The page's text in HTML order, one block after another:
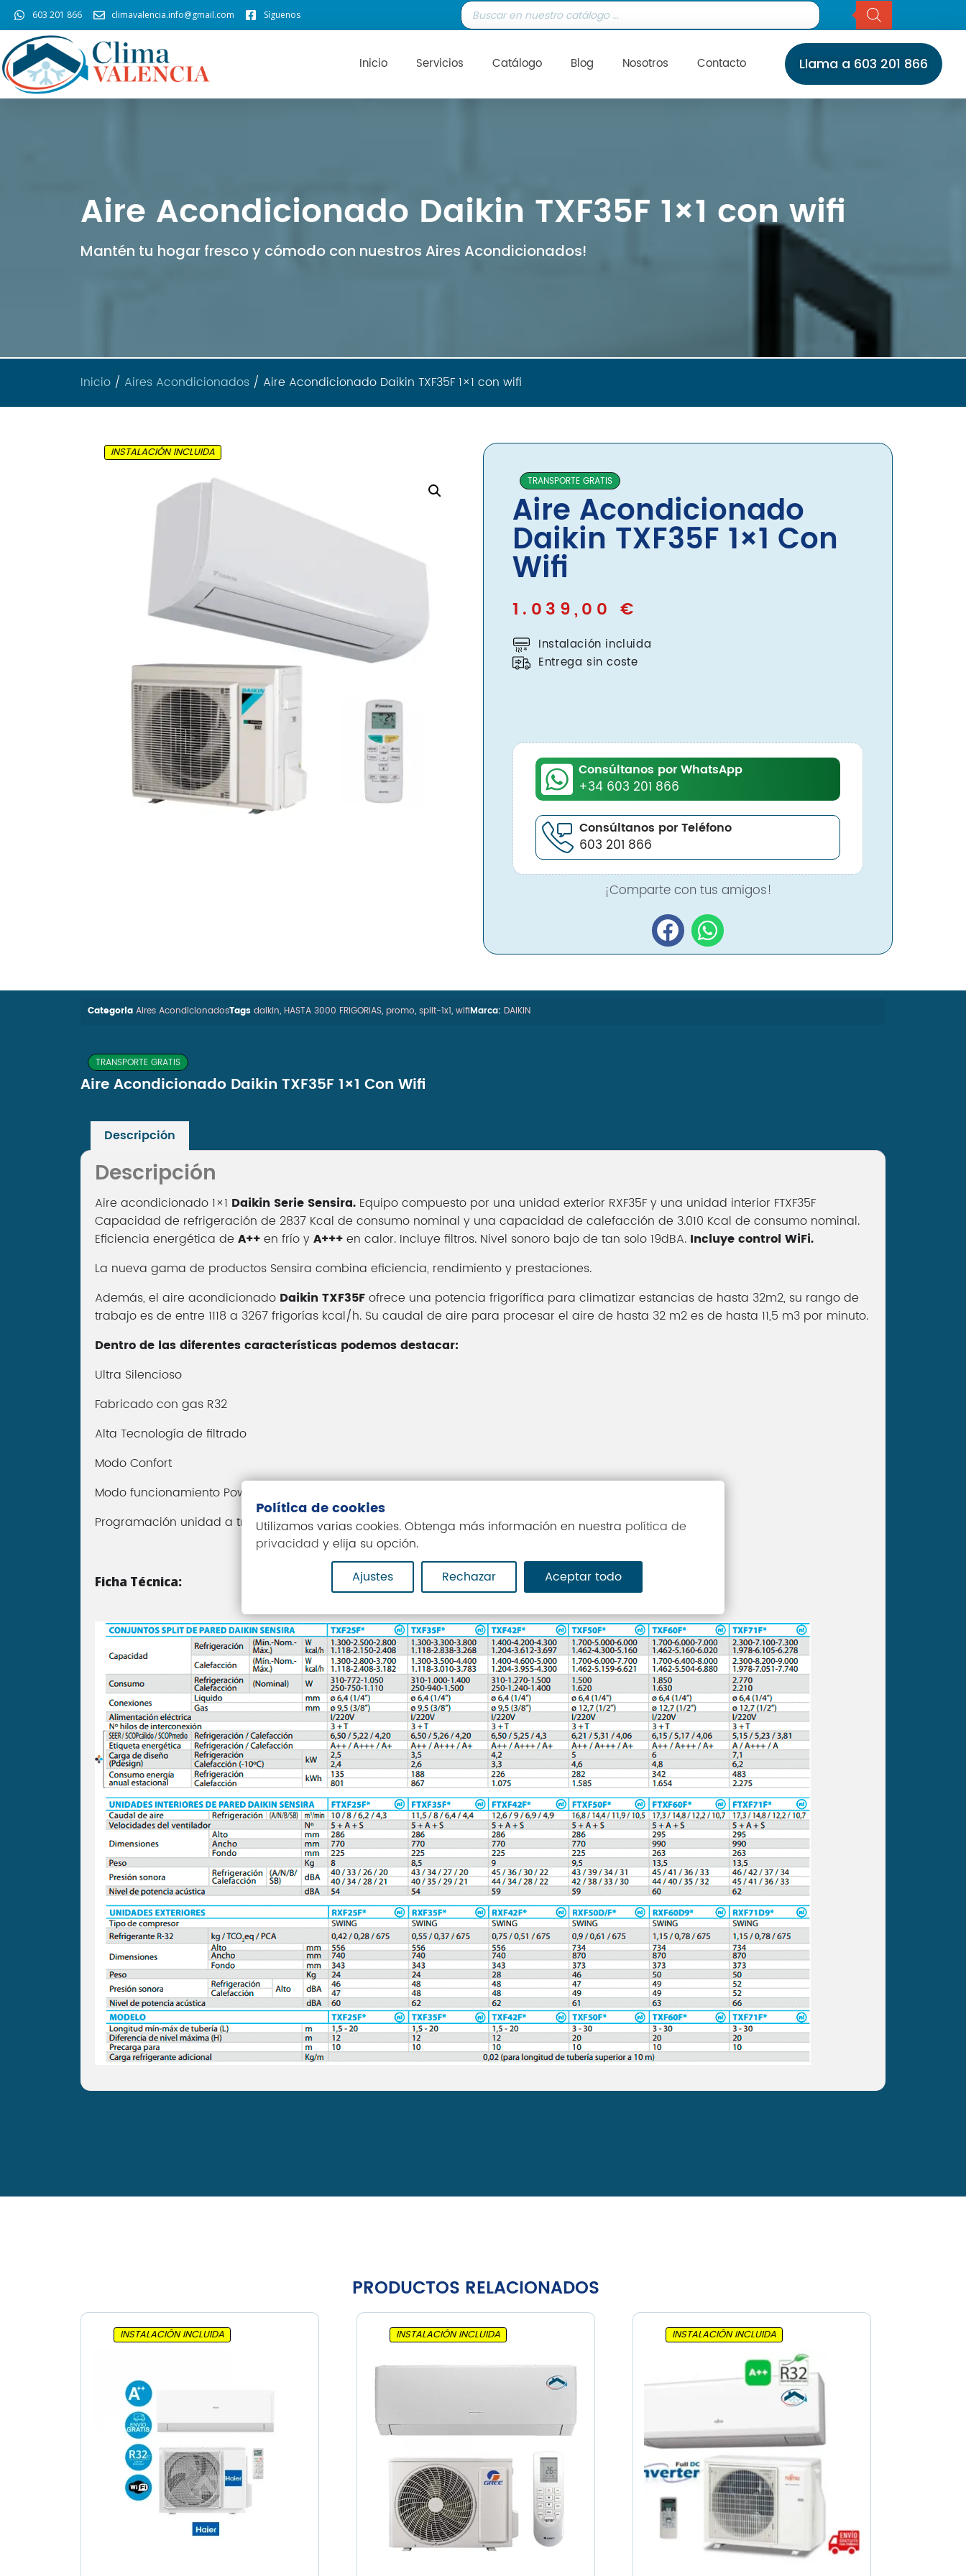
Marcas
Daitsu
Fujitsu
General
Gree
Hisense
Hasta 4500
Inicio
Instalaciones
Servicio Técnico
Blog
603 201 866 climavalencia.info@gmail.com Síguenos
Inicio Servicios Catálogo Blog Nosotros Contacto Llama a 603 201 866
Aire Acondicionado Daikin TXF35F 1×1 con wifi
Mantén tu hogar fresco y cómodo con nuestros Aires Acondicionados!
Inicio / Aires Acondicionados / Aire Acondicionado Daikin TXF35F 1×1 con wifi
INSTALACIÓN INCLUIDA
TRANSPORTE GRATIS
Aire Acondicionado
Daikin TXF35F 1×1 Con
Wifi
1.039,00 €
Instalación incluida
Entrega sin coste
Consúltanos por WhatsApp
+34 603 201 866
Consúltanos por Teléfono
603 201 866
¡Comparte con tus amigos!
Categoria Aires AcondicionadosTags daikin, HASTA 3000 FRIGORIAS, promo, split-1x1, wifiMarca: DAIKIN
TRANSPORTE GRATIS
Aire Acondicionado Daikin TXF35F 1×1 Con Wifi
Descripción
Descripción
Aire acondicionado 1×1 Daikin Serie Sensira. Equipo compuesto por una unidad exterior RXF35F y una unidad interior FTXF35F
Capacidad de refrigeración de 2837 Kcal de consumo nominal y una capacidad de calefacción de 3.010 Kcal de consumo nominal.
Eficiencia energética de A++en frío yA+++en calor. Incluye filtros. Nivel sonoro bajo de tan solo 19dBA. Incluye control WiFi.
La nueva gama de productos Sensira combina eficiencia, rendimiento y prestaciones.
Además, el aire acondicionado Daikin TXF35Fofrece una potencia frigorífica para climatizar estancias de hasta 32m2, su rango de
trabajo es de entre 1118 a 3267 frigorías kcal/h. Su caudal de aire para procesar el aire de hasta 32 m2 es de hasta 11,5 m3 por minuto.
Dentro de las diferentes características podemos destacar:
Ultra Silencioso
Fabricado con gas R32
Alta Tecnología de filtrado
Modo Confort
Modo funcionamiento Powerful
Programación unidad a través de la APP del móvil.
Ficha Técnica:
PRODUCTOS RELACIONADOS
INSTALACIÓN INCLUIDA INSTALACIÓN INCLUIDA INSTALACIÓN INCLUIDA
Política de cookies
Utilizamos varias cookies. Obtenga más información en nuestra política de
privacidad y elija su opción.
Ajustes
Rechazar Aceptar todo